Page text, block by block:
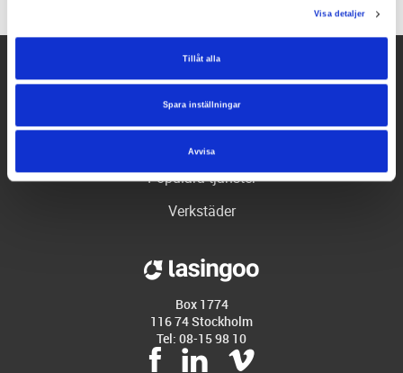
Visa detaljer
Tillåt alla
Spara inställningar
Avvisa
Hjälp
Företaget
Partners
Populära tjänster
Verkstäder
Box 1774
116 74 Stockholm
Tel: 08-15 98 10